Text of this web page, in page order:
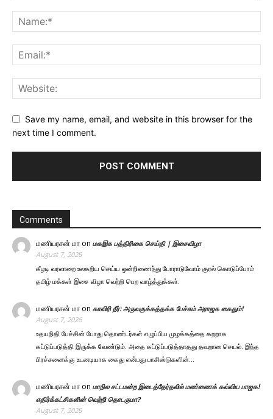
Save my name, email, and website in this browser for the
next time I comment.
Comments
மணியரசன் மா on மகஇக பத்திரிகை செய்தி | இசைவிழா
August 7, 2026
கீழடி வரலாறை உலகறிய செய்ய ஒன்றிணைந்து போராடுவோம் குரல் கொடுப்போம்
தமிழ் மக்கள் இசை விழா வெற்றி பெற வாழ்த்துக்கள்.
மணியரசன் மா on காவிரி நீர்: அருவருக்கத்தக்க பேச்சும் அராஜக கைதும்!
August 7, 2026
உதயநிதி பேச்சின் போது தொண்டர்கள் எழுப்பிய முழக்கத்தை கறறாக
கட்டுப்படுத்தி இருக்க வேண்டும். அதை கட்டுப்படுத்தாதது தவறான செயல். இந்த
பிரச்சனைக்கு உடனடியாக கைது என்பது பாசிஸ்டுகளின்…
மணியரசன் மா on மாநில சட்டமன்ற இடைத்தேர்தலில் மண்ணைக் கவ்விய பாஜக!
எதிர்க்கட்சிகளின் வெற்றி தொடருமா?
August 7, 2026